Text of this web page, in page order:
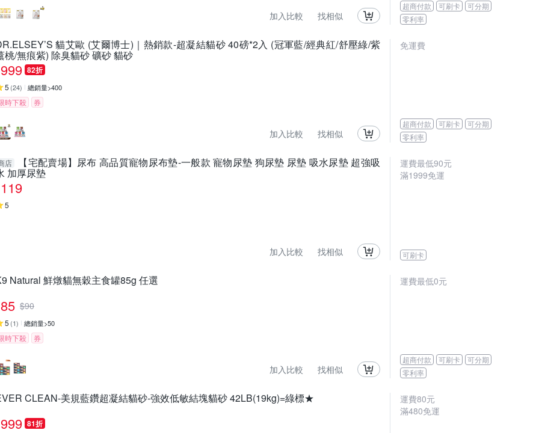
加入比較 找相似
超商付款 可刷卡
可分期
零利率
貓艾歐 (艾爾博士)｜熱銷款-超凝結貓砂 40磅*2入 (冠軍藍/經典紅/舒壓綠/紫
桃/無痕紫) 除臭貓砂 礦砂 貓砂
999 82折
5 (24) 總銷量>400
時下殺 券
加入比較 找相似
免運費
超商付款 可刷卡
可分期
零利率
店 【宅配賣場】尿布 高品質寵物尿布墊-一般款 寵物尿墊 狗尿墊 尿墊 吸水尿墊 超強吸
加厚尿墊
119
5
加入比較 找相似
運費最低90元
滿1999免運
可刷卡
Natural 鮮燉貓無穀主食罐85g 任選
85 $90
5 (1) 總銷量>50
時下殺 券
加入比較 找相似
運費最低0元
超商付款 可刷卡
可分期
零利率
CLEAN-美規藍鑽超凝結貓砂-強效低敏結塊貓砂 42LB(19kg)=綠標★
999 81折
運費80元
滿480免運